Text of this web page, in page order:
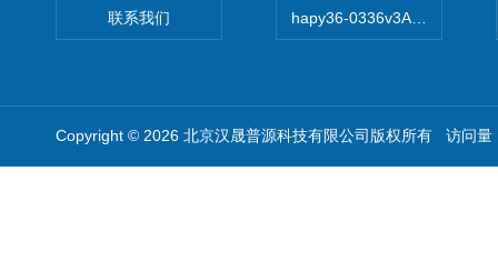
联系我们 hapy36-0336v3A高精度小型
Copyright © 2026 北京汉晟普源科技有限公司版权所有 访问量